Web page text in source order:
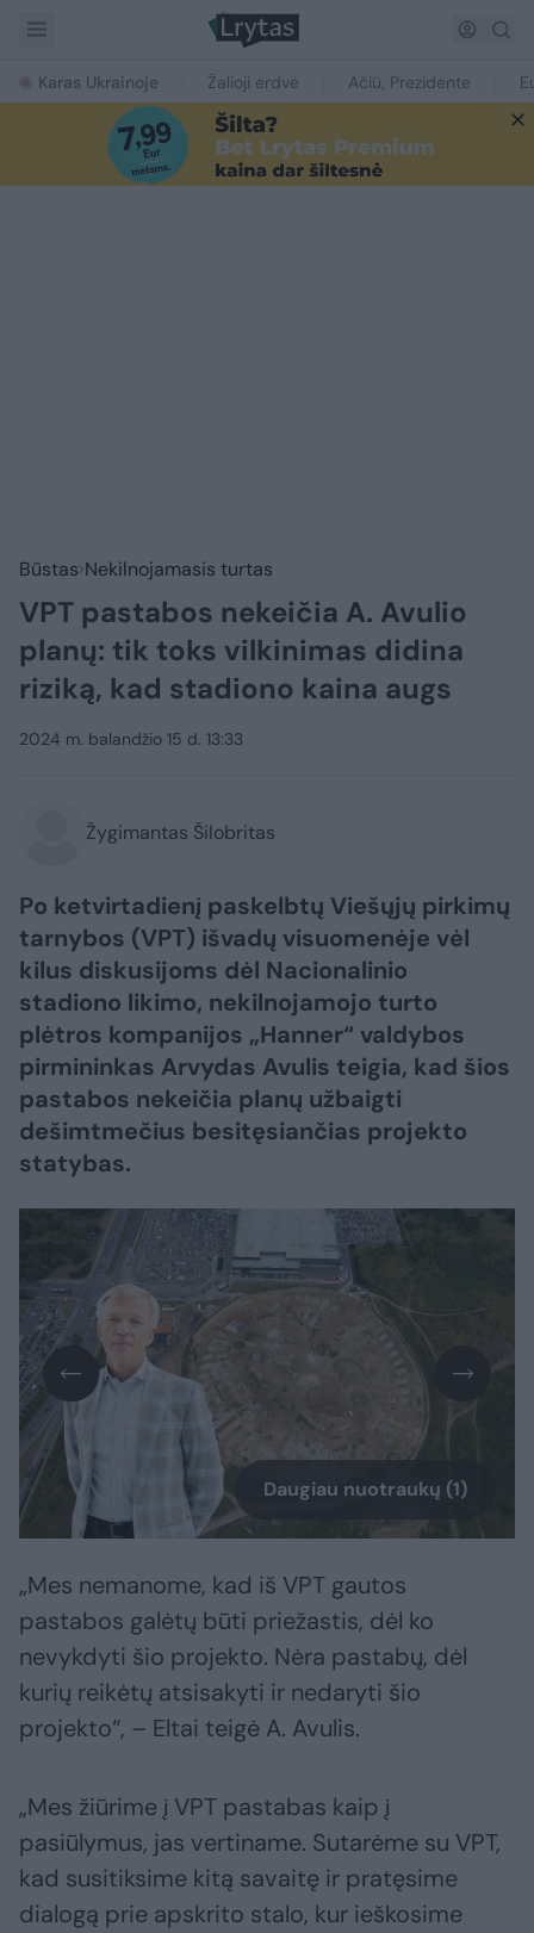
Karas Ukrainoje Žalioji erdvė Ačiū, Prezidente
Būstas Nekilnojamasis turtas
VPT pastabos nekeičia A. Avulio
planų: tik toks vilkinimas didina
riziką, kad stadiono kaina augs
2024 m. balandžio 15 d. 13:33
Žygimantas Šilobritas
Po ketvirtadienį paskelbtų Viešųjų pirkimų
tarnybos (VPT) išvadų visuomenėje vėl
kilus diskusijoms dėl Nacionalinio
stadiono likimo, nekilnojamojo turto
plėtros kompanijos „Hanner“ valdybos
pirmininkas Arvydas Avulis teigia, kad šios
pastabos nekeičia planų užbaigti
dešimtmečius besitęsiančias projekto
statybas.
Daugiau nuotraukų (1)
„Mes nemanome, kad iš VPT gautos
pastabos galėtų būti priežastis, dėl ko
nevykdyti šio projekto. Nėra pastabų, dėl
kurių reikėtų atsisakyti ir nedaryti šio
projekto“, – Eltai teigė A. Avulis.
„Mes žiūrime į VPT pastabas kaip į
pasiūlymus, jas vertiname. Sutarėme su VPT,
kad susitiksime kitą savaitę ir pratęsime
dialogą prie apskrito stalo, kur ieškosime